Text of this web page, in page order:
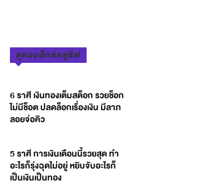
ดูดวงเอ็กซ์คลูซีฟ
6 ราศี เงินทองเต็มสต็อก รวยช็อก
ไม่มีช็อต ปลดล็อกเรื่องเงิน มีลาภ
ลอยจ่อคิว
5 ราศี การเงินเดือนนี้รวยสุด ทำ
อะไรก็รุ่งฉุดไม่อยู่ หยิบจับอะไรก็
เป็นเงินเป็นทอง